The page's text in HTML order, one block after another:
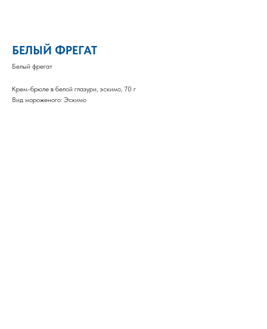
БЕЛЫЙ ФРЕГАТ
Белый фрегат
Крем-брюле в белой глазури, эскимо, 70 г
Вид мороженого: Эскимо